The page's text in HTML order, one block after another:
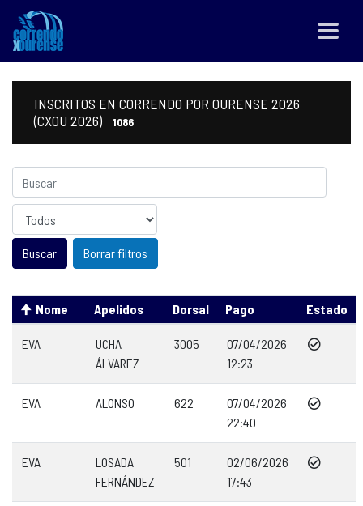
INSCRITOS EN CORRENDO POR OURENSE 2026
(CXOU 2026)
1086
Sexo
Borrar filtros
Nome Apelidos Dorsal Pago Estado
EVA
UCHA
ÁLVAREZ
3005
07/04/2026
12:23
EVA ALONSO 622
07/04/2026
22:40
EVA
LOSADA
FERNÁNDEZ
501
02/06/2026
17:43